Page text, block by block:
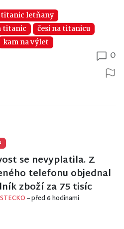
letňany
titanic
česi na titanicu
kam na výlet
0
se nevyplatila. Z
telefonu objednal
zboží za 75 tisíc
– před 6 hodinami